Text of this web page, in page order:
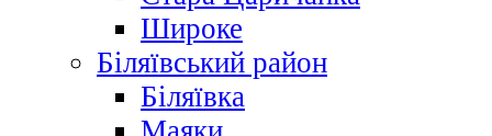
Широке
Біляївський район
Біляївка